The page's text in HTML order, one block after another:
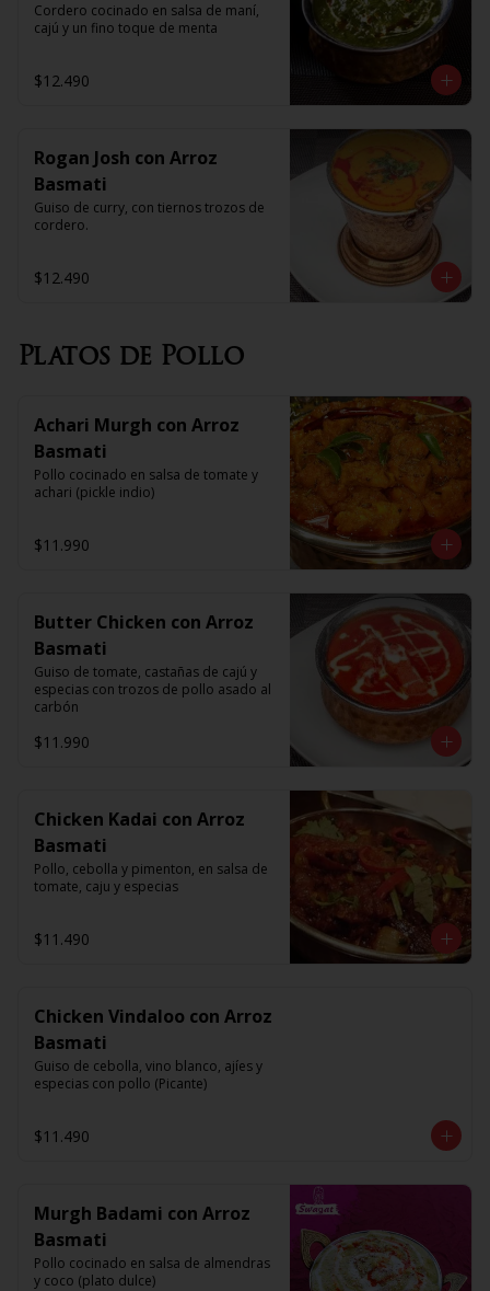
Cordero cocinado en salsa de maní,
cajú y un fino toque de menta
$12.490
Rogan Josh con Arroz
Basmati
Guiso de curry, con tiernos trozos de
cordero.
$12.490
Platos de Pollo
Achari Murgh con Arroz
Basmati
Pollo cocinado en salsa de tomate y
achari (pickle indio)
$11.990
Butter Chicken con Arroz
Basmati
Guiso de tomate, castañas de cajú y
especias con trozos de pollo asado al
carbón
$11.990
Chicken Kadai con Arroz
Basmati
Pollo, cebolla y pimenton, en salsa de
tomate, caju y especias
$11.490
Chicken Vindaloo con Arroz
Basmati
Guiso de cebolla, vino blanco, ajíes y
especias con pollo (Picante)
$11.490
Murgh Badami con Arroz
Basmati
Pollo cocinado en salsa de almendras
y coco (plato dulce)